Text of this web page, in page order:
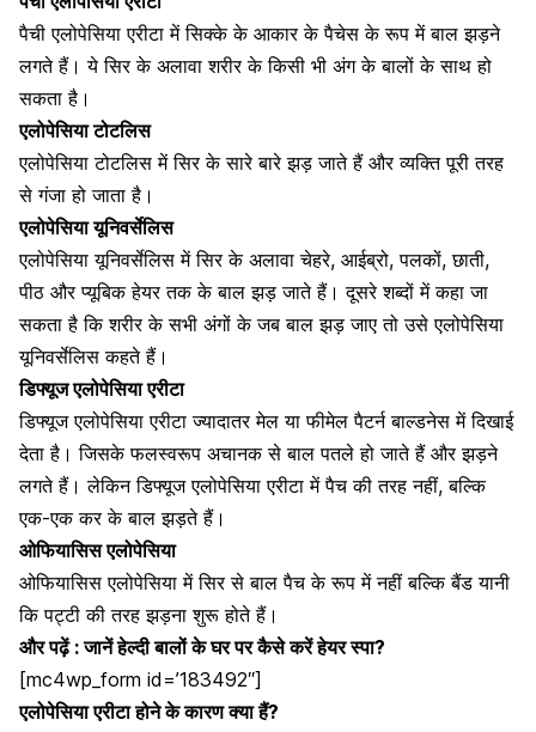
पैची एलोपेसिया एरीटा में सिक्के के आकार के पैचेस के रूप में बाल झड़ने
लगते हैं। ये सिर के अलावा शरीर के किसी भी अंग के बालों के साथ हो
सकता है।
एलोपेसियाटोटलिस
एलोपेसियाटोटलिस में सिर के सारे बारे झड़ जाते हैं औरव्यक्ति पूरी तरह
से गंजा हो जाता है ।
एलोपेसिया यूनिवर्सेलिस
एलोपेसिया यूनिवर्सेलिस में सिर के अलावा चेहरे, आईब्रो, पलकों, छाती,
पीठ औरप्यूबिक हेयरतक के बाल झड़ जाते हैं। दूसरे शब्दों में कहा जा
सकता है कि शरीर के सभी अंगों के जब बाल झड़ जाए तो उसे एलोपेसिया
यूनिवर्सेलिस कहते हैं।
डिफ्यूज एलोपेसिया एरीटा
डिफ्यूज एलोपेसिया एरीटा ज्यादातर मेल याफीमेल पैटर्न बाल्डनेस में दिखाई
देता है। जिसके फलस्वरूप अचानक से बाल पतले हो जाते हैं और झड़ने
लगते हैं। लेकिन डिफ्यूज एलोपेसिया एरीटा में पैच की तरह नहीं, बल्कि
एक-एक कर के बाल झड़ते हैं।
ओफियासिस एलोपेसिया
ओफियासिस एलोपेसिया में सिर से बाल पैच के रूप में नहीं बल्कि बैंड यानी
कि पट्टी की तरह झड़ना शुरू होते हैं।
और पढ़ें :जानें हेल्दी बालों के घर पर कैसे करें हेयर स्पा?
[mc4wp_form id=’183492″]
एलोपेसिया एरीटा होने के कारण क्या हैं?